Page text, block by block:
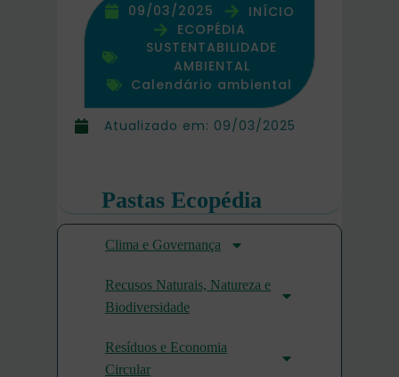
Atualizado em: 09/03/2025
09/03/2025
INÍCIO
ECOPÉDIA
SUSTENTABILIDADE
AMBIENTAL
Calendário ambiental
Pastas Ecopédia
Clima e Governança
Recusos Naturais, Natureza e
Biodiversidade
Resíduos e Economia
Circular